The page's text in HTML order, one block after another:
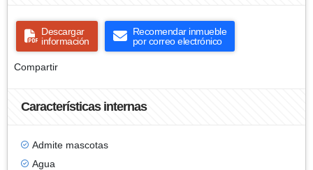
Descargar
información
Recomendar inmueble
por correo electrónico
Compartir
Características internas
Admite mascotas
Agua